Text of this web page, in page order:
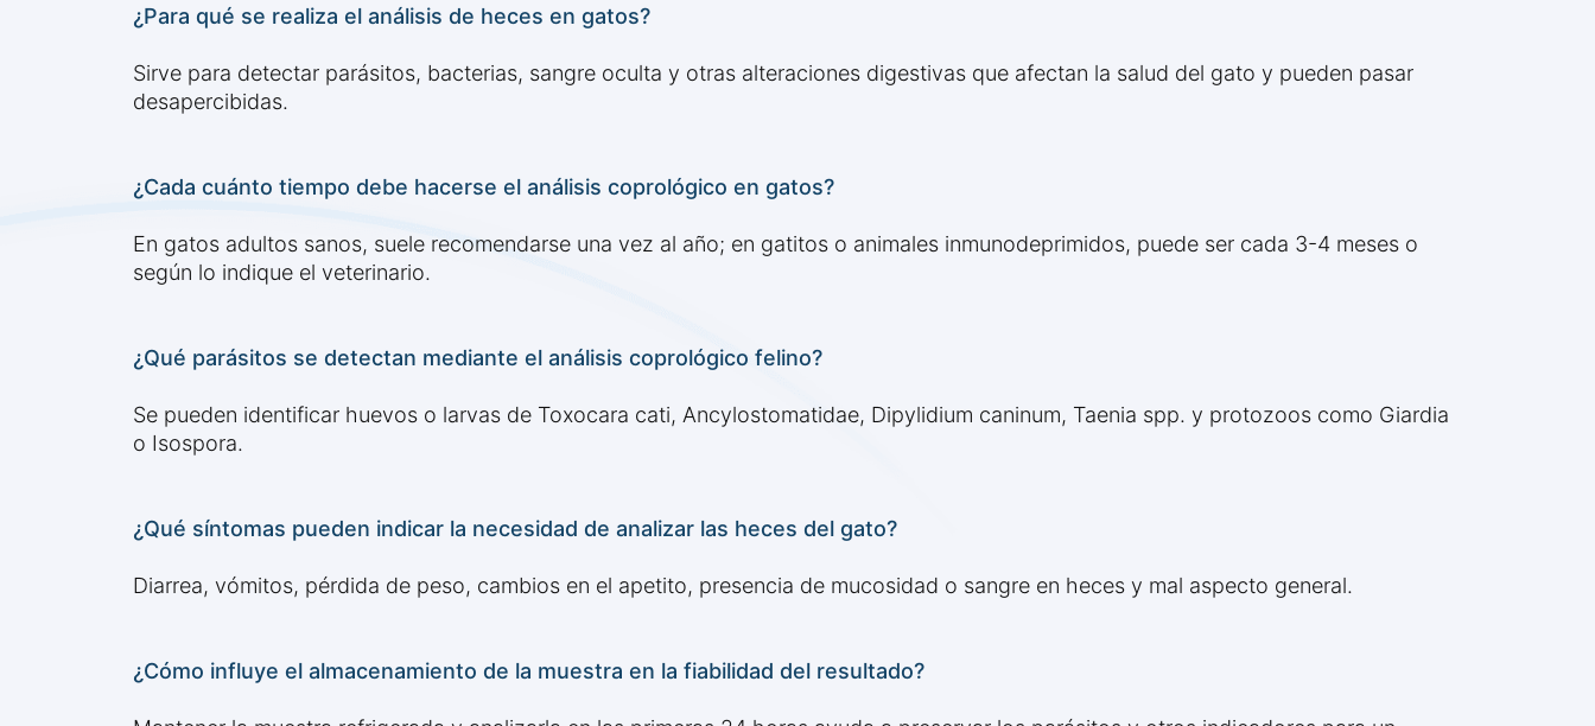
¿Para qué se realiza el análisis de heces en gatos?
Sirve para detectar parásitos, bacterias, sangre oculta y otras alteraciones digestivas que afectan la salud del gato y pueden pasar
desapercibidas.
¿Cada cuánto tiempo debe hacerse el análisis coprológico en gatos?
En gatos adultos sanos, suele recomendarse una vez al año; en gatitos o animales inmunodeprimidos, puede ser cada 3-4 meses o
según lo indique el veterinario.
¿Qué parásitos se detectan mediante el análisis coprológico felino?
Se pueden identificar huevos o larvas de Toxocara cati, Ancylostomatidae, Dipylidium caninum, Taenia spp. y protozoos como Giardia
o Isospora.
¿Qué síntomas pueden indicar la necesidad de analizar las heces del gato?
Diarrea, vómitos, pérdida de peso, cambios en el apetito, presencia de mucosidad o sangre en heces y mal aspecto general.
¿Cómo influye el almacenamiento de la muestra en la fiabilidad del resultado?